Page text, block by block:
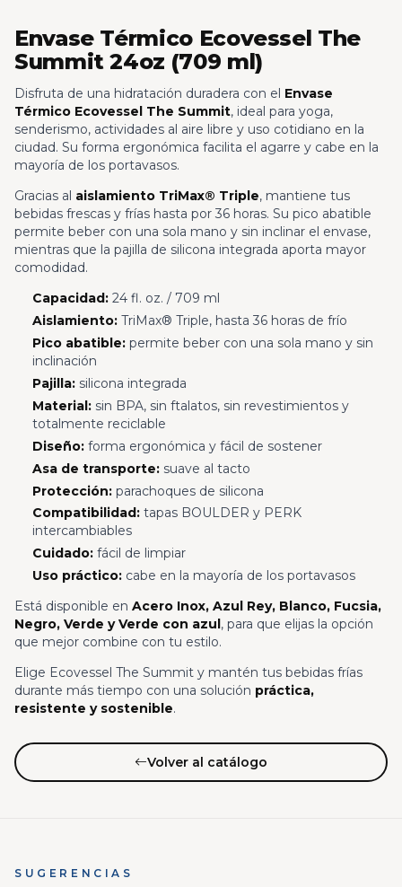
Envase Térmico Ecovessel The
Summit 24oz (709 ml)
Disfruta de una hidratación duradera con el Envase
Térmico Ecovessel The Summit, ideal para yoga,
senderismo, actividades al aire libre y uso cotidiano en la
ciudad. Su forma ergonómica facilita el agarre y cabe en la
mayoría de los portavasos.
Gracias al aislamiento TriMax® Triple, mantiene tus
bebidas frescas y frías hasta por 36 horas. Su pico abatible
permite beber con una sola mano y sin inclinar el envase,
mientras que la pajilla de silicona integrada aporta mayor
comodidad.
Capacidad:24 fl. oz. / 709 ml
Aislamiento:TriMax® Triple, hasta 36 horas de frío
Pico abatible:permite beber con una sola mano y sin
inclinación
Pajilla:silicona integrada
Material:sin BPA, sin ftalatos, sin revestimientos y
totalmente reciclable
Diseño:forma ergonómica y fácil de sostener
Asa de transporte:suave al tacto
Protección:parachoques de silicona
Compatibilidad:tapas BOULDER y PERK
intercambiables
Cuidado:fácil de limpiar
Uso práctico:cabe en la mayoría de los portavasos
Está disponible en Acero Inox, Azul Rey, Blanco, Fucsia,
Negro, Verde y Verde con azul, para que elijas la opción
que mejor combine con tu estilo.
Elige Ecovessel The Summit y mantén tus bebidas frías
durante más tiempo con una solución práctica,
resistente y sostenible.
Volver al catálogo
SUGERENCIAS